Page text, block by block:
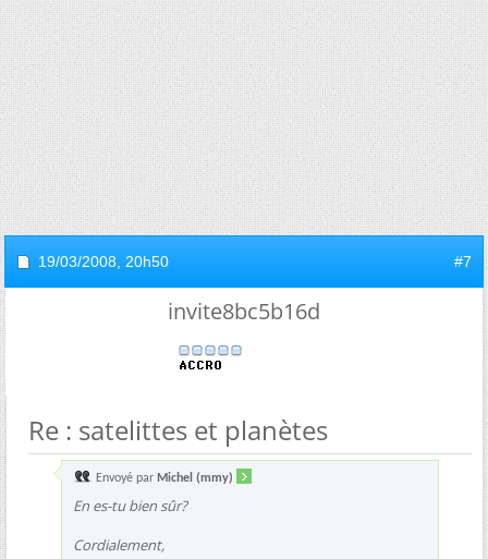
19/03/2008, 20h50 #7
invite8bc5b16d
Re : satelittes et planètes
Envoyé par Michel (mmy)
En es-tu bien sûr?
Cordialement,